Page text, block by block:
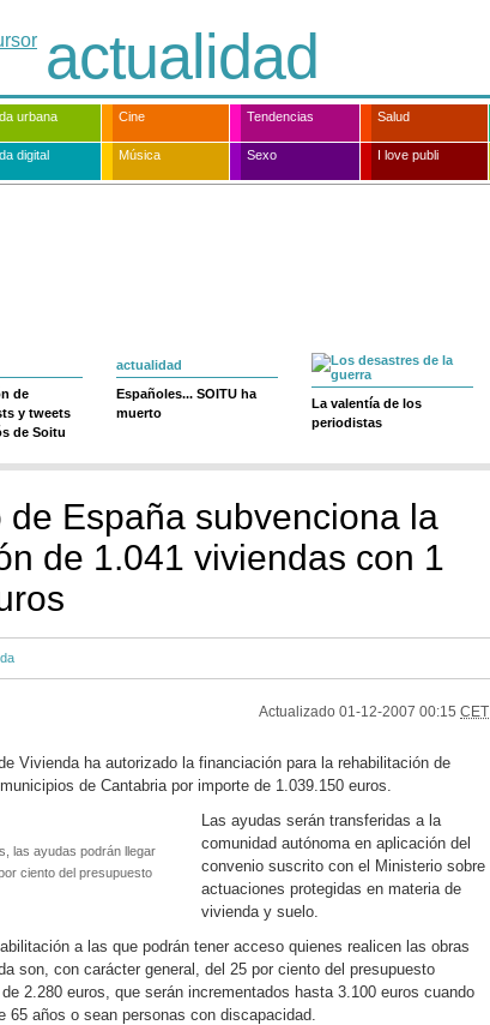
actualidad
urbana Cine Tendencias Salud
digital Música Sexo I love publi
de
y tweets
de Soitu
actualidad
Españoles... SOITU ha
muerto
La valentía de los
periodistas
de España subvenciona la
de 1.041 viviendas con 1
Actualizado 01-12-2007 00:15 CET
Vivienda ha autorizado la financiación para la rehabilitación de
de Cantabria por importe de 1.039.150 euros.
las ayudas podrán llegar
ciento del presupuesto
Las ayudas serán transferidas a la
comunidad autónoma en aplicación del
convenio suscrito con el Ministerio sobre
actuaciones protegidas en materia de
vivienda y suelo.
a las que podrán tener acceso quienes realicen las obras
son, con carácter general, del 25 por ciento del presupuesto
2.280 euros, que serán incrementados hasta 3.100 euros cuando
65 años o sean personas con discapacidad.